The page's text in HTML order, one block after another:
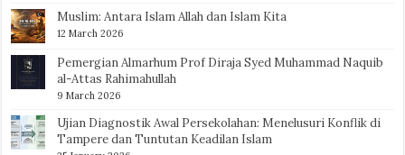
Muslim: Antara Islam Allah dan Islam Kita
12 March 2026
Pemergian Almarhum Prof Diraja Syed Muhammad Naquib
al-Attas Rahimahullah
9 March 2026
Ujian Diagnostik Awal Persekolahan: Menelusuri Konflik di
Tampere dan Tuntutan Keadilan Islam